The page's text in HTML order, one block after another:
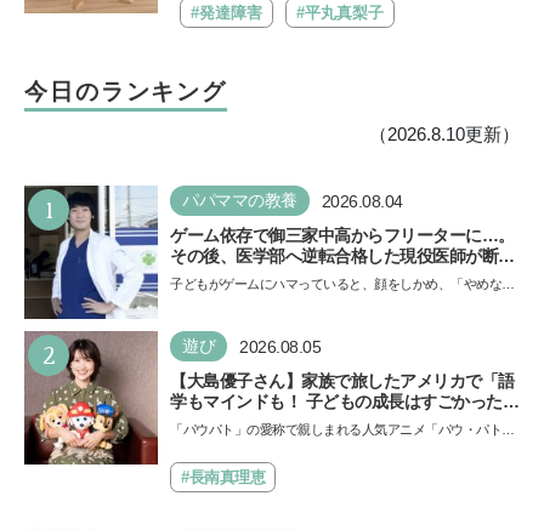
聞いた】
#発達障害 #平丸真梨子
今日のランキング
（2026.8.10更新）
1 パパママの教養 2026.08.04
ゲーム依存で御三家中高からフリーターに…。
その後、医学部へ逆転合格した現役医師が断言
「ゲームの経験が受験勉強に役立った」そう考
える背景とは
子どもがゲームにハマっていると、顔をしかめ、「やめなさ
い…
2 遊び 2026.08.05
【大島優子さん】家族で旅したアメリカで「語
学もマインドも！ 子どもの成長はすごかった」
声優をつとめた映画『パウ・パトロール ザ・ダ
イノ・ムービー』ではあきらめなければ何でも
できると子どもに知ってほしい
「パウパト」の愛称で親しまれる人気アニメ「パウ・パトロ
ザ…#長南真理恵